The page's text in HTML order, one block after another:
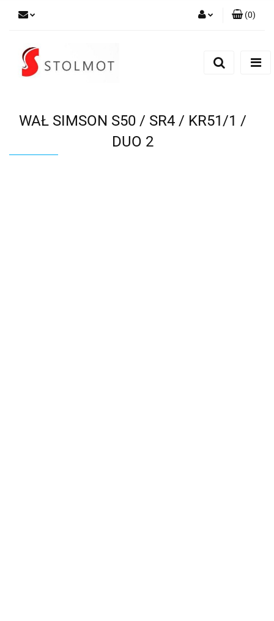
(0)
WAŁ SIMSON S50 / SR4 / KR51/1 /
DUO 2